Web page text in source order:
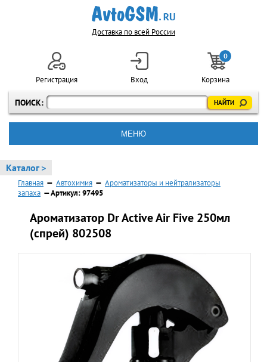
Доставка по всей России
ПОИСК:
Регистрация Вход
0
Корзина
МЕНЮ
Каталог >
Главная — Автохимия — Ароматизаторы и нейтрализаторы
запаха — Артикул: 97495
Ароматизатор Dr Active Air Five 250мл
(спрей) 802508